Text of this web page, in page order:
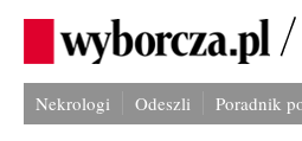
Nekrologi Odeszli Poradnik